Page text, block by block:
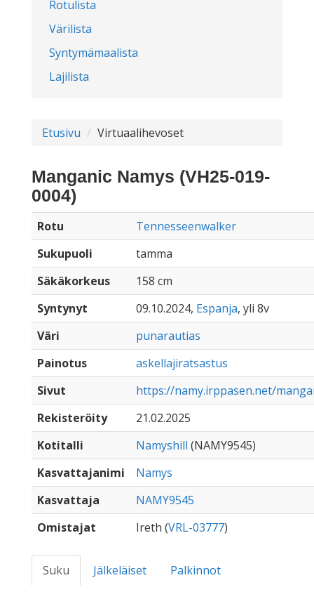
Rotulista
Värilista
Syntymämaalista
Lajilista
Etusivu Virtuaalihevoset
Manganic Namys (VH25-019-
0004)
Rotu
Tennesseenwalker
Sukupuoli
tamma
Säkäkorkeus
158 cm
Syntynyt
09.10.2024, Espanja, yli 8v
Väri
punarautias
Painotus
askellajiratsastus
Sivut
https://namy.irppasen.net/
Rekisteröity
21.02.2025
Kotitalli
Namyshill (NAMY9545)
Kasvattajanimi
Namys
Kasvattaja
NAMY9545
Omistajat
Ireth (VRL-03777)
Suku Jälkeläiset
Palkinnot